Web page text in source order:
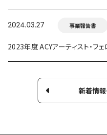
2024.03.27 事業報告書
2023年度 ACYアーティスト・フ
新着情